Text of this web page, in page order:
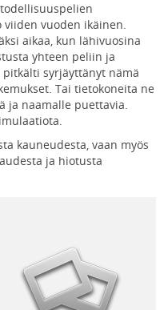
vuoden ikäinen.
aikaa, kun lähivuosina
yhteen peliin ja
pitkälti syrjäyttänyt nämä
Tai tietokoneita ne
ja naamalle puettavia.
kauneudesta, vaan myös
ja hiotusta